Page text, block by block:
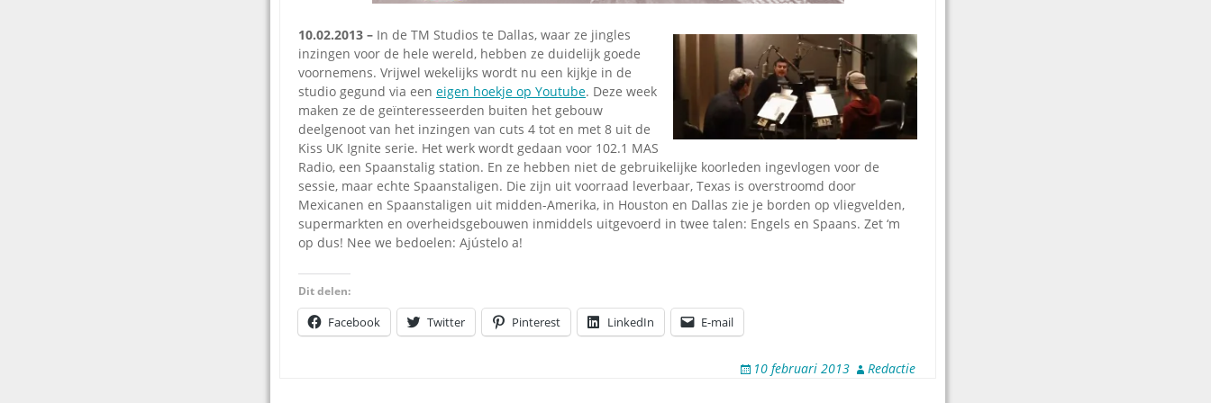
Stoomfluit Klaas
Vaak
Uitvinding
jinglecassette
10.02.2013 – In de TM Studios te Dallas, waar ze jingles
inzingen voor de hele wereld, hebben ze duidelijk goede
voornemens. Vrijwel wekelijks wordt nu een kijkje in de
studio gegund via een eigen hoekje op Youtube. Deze week
maken ze de geïnteresseerden buiten het gebouw
deelgenoot van het inzingen van cuts 4 tot en met 8 uit de
Kiss UK Ignite serie. Het werk wordt gedaan voor 102.1 MAS
Radio, een Spaanstalig station. En ze hebben niet de gebruikelijke koorleden ingevlogen voor de
sessie, maar echte Spaanstaligen. Die zijn uit voorraad leverbaar, Texas is overstroomd door
Mexicanen en Spaanstaligen uit midden-Amerika, in Houston en Dallas zie je borden op vliegvelden,
supermarkten en overheidsgebouwen inmiddels uitgevoerd in twee talen: Engels en Spaans. Zet ‘m
op dus! Nee we bedoelen: Ajústelo a!
Dit delen:
Facebook Twitter Pinterest LinkedIn E-mail
10 februari 2013 Redactie